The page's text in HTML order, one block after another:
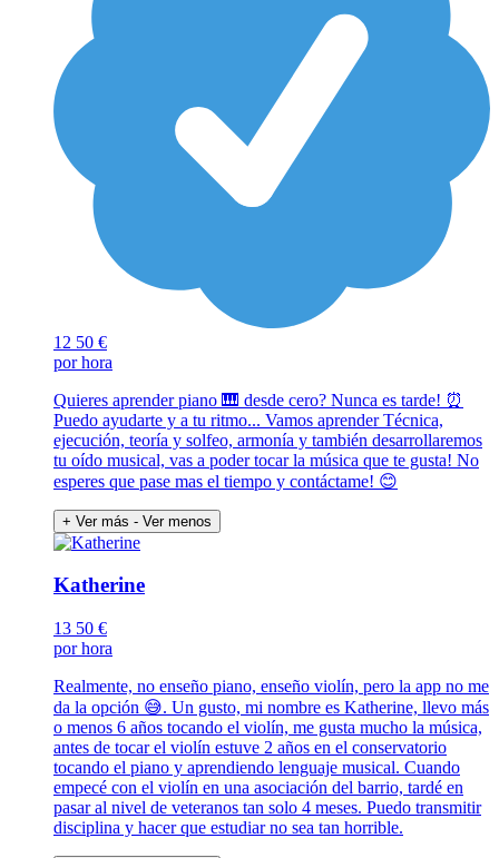
12 50 €
por hora
Quieres aprender piano 🎹 desde cero? Nunca es tarde! ⏰️
Puedo ayudarte y a tu ritmo... Vamos aprender Técnica,
ejecución, teoría y solfeo, armonía y también desarrollaremos
tu oído musical, vas a poder tocar la música que te gusta! No
esperes que pase mas el tiempo y contáctame! 😊
+ Ver más - Ver menos
Katherine
13 50 €
por hora
Realmente, no enseño piano, enseño violín, pero la app no me
da la opción 😅. Un gusto, mi nombre es Katherine, llevo más
o menos 6 años tocando el violín, me gusta mucho la música,
antes de tocar el violín estuve 2 años en el conservatorio
tocando el piano y aprendiendo lenguaje musical. Cuando
empecé con el violín en una asociación del barrio, tardé en
pasar al nivel de veteranos tan solo 4 meses. Puedo transmitir
disciplina y hacer que estudiar no sea tan horrible.